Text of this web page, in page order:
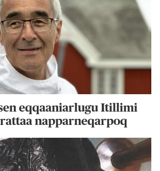
eqqaaniarlugu Itillimi
napparneqarpoq